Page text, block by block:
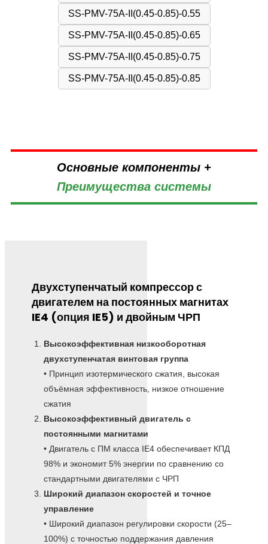
SS-PMV-75A-II(0.45-0.85)-0.55
SS-PMV-75A-II(0.45-0.85)-0.65
SS-PMV-75A-II(0.45-0.85)-0.75
SS-PMV-75A-II(0.45-0.85)-0.85
Основные компоненты +
Преимущества системы
Двухступенчатый компрессор с
двигателем на постоянных магнитах
IE4 (опция IE5) и двойным ЧРП
Высокоэффективная низкооборотная
двухступенчатая винтовая группа
• Принцип изотермического сжатия, высокая
объёмная эффективность, низкое отношение
сжатия
Высокоэффективный двигатель с
постоянными магнитами
• Двигатель с ПМ класса IE4 обеспечивает КПД
98% и экономит 5% энергии по сравнению со
стандартными двигателями с ЧРП
Широкий диапазон скоростей и точное
управление
• Широкий диапазон регулировки скорости (25–
100%) с точностью поддержания давления